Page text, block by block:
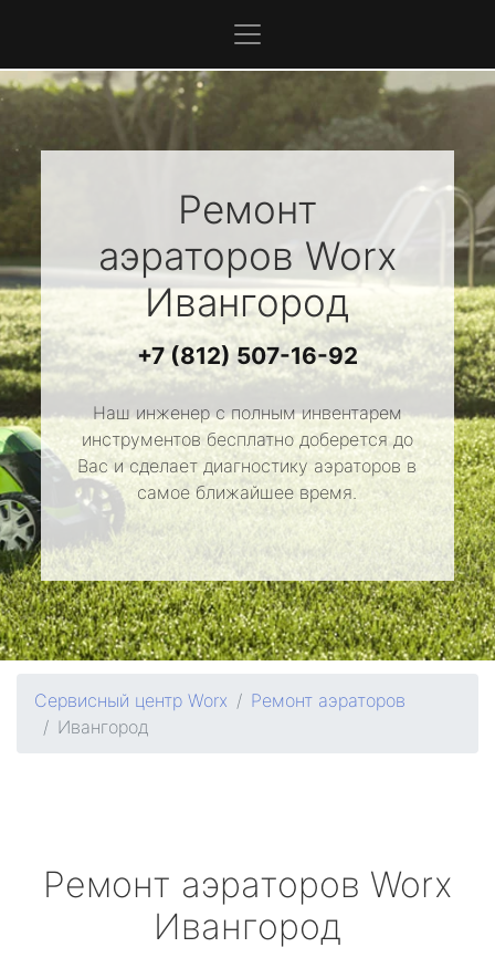
Ремонт
аэраторов Worx
Ивангород
+7 (812) 507-16-92
Наш инженер с полным инвентарем
инструментов бесплатно доберется до
Вас и сделает диагностику аэраторов в
самое ближайшее время.
Сервисный центр Worx
Ремонт аэраторов
Ивангород
Ремонт аэраторов Worx
Ивангород